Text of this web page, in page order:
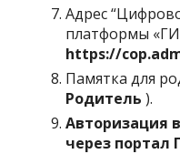
Адрес
платформы
https://
Памятка для
Родитель).
Авторизация
через портал